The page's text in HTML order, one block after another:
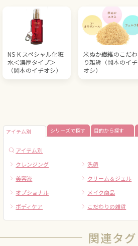
NS-K スペシャル化粧
水＜濃厚タイプ＞
（岡本のイチオシ）
米ぬか繊維のこだわ
り雑貨（岡本のイチ
オシ）
アイテム別 シリーズで探す 目的から探す
アイテム別
クレンジング
洗顔
美容液
クリーム＆ジェル
オプショナル
メイク商品
ボディケア
こだわりの雑貨
関連タグ